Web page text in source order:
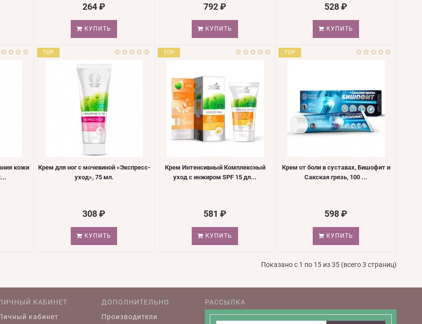
264 ₽
КУПИТЬ
792 ₽
КУПИТЬ
528 ₽
КУПИТЬ
кожи
TOP
Крем для ног с мочевиной «Экспресс-
уход», 75 мл.
308 ₽
КУПИТЬ
TOP
Крем Интенсивный Комплексный
уход с инжиром SPF 15 дл...
581 ₽
КУПИТЬ
TOP
Крем от боли в суставах, Бишофит и
Сакская грязь, 100 ...
598 ₽
КУПИТЬ
Показано с 1 по 15 из 35 (всего 3 страниц)
КАБИНЕТ
кабинет
ДОПОЛНИТЕЛЬНО
Производители
РАССЫЛКА